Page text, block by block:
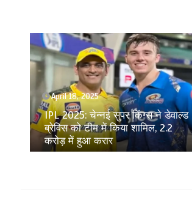
April 15, 2025
ICC की मीटिंग में शामिल नहीं हुए मोहसिन
नकवी, चैंपियंस ट्रॉफी को लेकर नाराज हैं
पीसीबी चीफ?